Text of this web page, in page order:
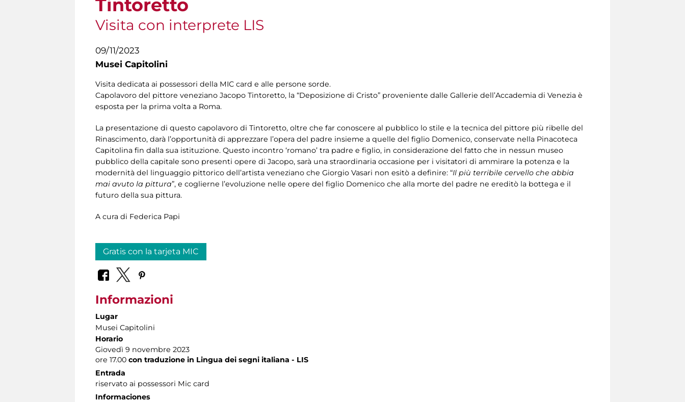
Tintoretto
Visita con interprete LIS
09/11/2023
Musei Capitolini
Visita dedicata ai possessori della MIC card e alle persone sorde.
Capolavoro del pittore veneziano Jacopo Tintoretto, la “Deposizione di Cristo” proveniente dalle Gallerie dell’Accademia di Venezia è
esposta per la prima volta a Roma.
La presentazione di questo capolavoro di Tintoretto, oltre che far conoscere al pubblico lo stile e la tecnica del pittore più ribelle del
Rinascimento, darà l’opportunità di apprezzare l’opera del padre insieme a quelle del figlio Domenico, conservate nella Pinacoteca
Capitolina fin dalla sua istituzione. Questo incontro ‘romano’ tra padre e figlio, in considerazione del fatto che in nessun museo
pubblico della capitale sono presenti opere di Jacopo, sarà una straordinaria occasione per i visitatori di ammirare la potenza e la
modernità del linguaggio pittorico dell’artista veneziano che Giorgio Vasari non esitò a definire: “Il più terribile cervello che abbia
mai avuto la pittura”, e coglierne l’evoluzione nelle opere del figlio Domenico che alla morte del padre ne ereditò la bottega e il
futuro della sua pittura.
A cura di Federica Papi
Gratis con la tarjeta MIC
Informazioni
Lugar
Musei Capitolini
Horario
Giovedì 9 novembre 2023
ore 17.00 con traduzione in Lingua dei segni italiana - LIS
Entrada
riservato ai possessori Mic card
Informaciones